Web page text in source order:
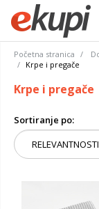
Početna stranica
Krpe i pregače
Krpe i pregače
Sortiranje po: